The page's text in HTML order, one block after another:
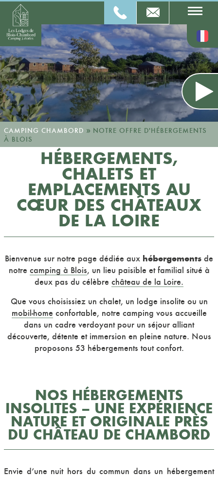
CAMPING CHAMBORD » NOTRE OFFRE D'HÉBERGEMENTS
À BLOIS
HÉBERGEMENTS,
CHALETS ET
EMPLACEMENTS AU
CŒUR DES CHÂTEAUX
DE LA LOIRE
Bienvenue sur notre page dédiée aux hébergements de
notre camping à Blois, un lieu paisible et familial situé à
deux pas du célèbre château de la Loire.
Que vous choisissiez un chalet, un lodge insolite ou un
mobil-home confortable, notre camping vous accueille
dans un cadre verdoyant pour un séjour alliant
découverte, détente et immersion en pleine nature. Nous
proposons 53 hébergements tout confort.
NOS HÉBERGEMENTS
INSOLITES – UNE EXPÉRIENCE
NATURE ET ORIGINALE PRÈS
DU CHÂTEAU DE CHAMBORD
Envie d’une nuit hors du commun dans un hébergement